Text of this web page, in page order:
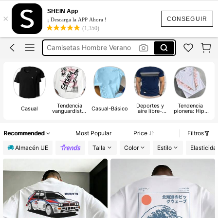
CONSEGUIR
×
SHEIN App
¡ Descarga la APP Ahora !
(1,350)
Camiseta Hombre
Camisetas Hombre
Camisetas Hombre Verano
Camisas Hombre Verano
Camiseta Hombre
Casual Tendencia
vanguardista- Casual-Básico Deportes y
aire libre-
Tendencia
pionera: Hip-
Recommended Most Popular Price
Filtros
Almacén UE
Talla Color Estilo